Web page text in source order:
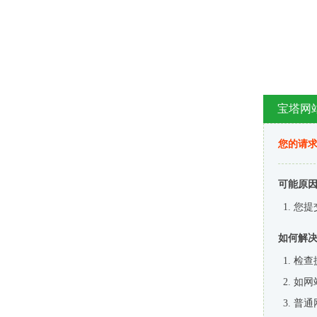
宝塔网
您的请
可能原
您提
如何解
检查
如网
普通